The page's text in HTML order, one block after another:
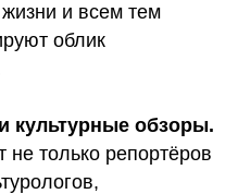
и всем тем
облик
культурные обзоры.
только репортёров